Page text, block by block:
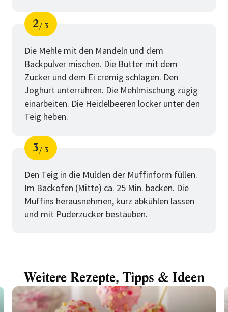
Schritt
2
von
3
Die Mehle mit den Mandeln und dem
Backpulver mischen. Die Butter mit dem
Zucker und dem Ei cremig schlagen. Den
Joghurt unterrühren. Die Mehlmischung zügig
einarbeiten. Die Heidelbeeren locker unter den
Teig heben.
Schritt
3
von
3
Den Teig in die Mulden der Muffinform füllen.
Im Backofen (Mitte) ca. 25 Min. backen. Die
Muffins herausnehmen, kurz abkühlen lassen
und mit Puderzucker bestäuben.
Weitere Rezepte, Tipps & Ideen